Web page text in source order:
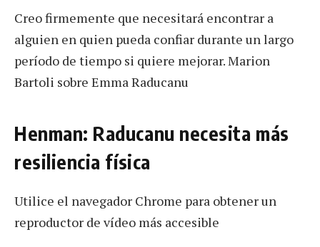
Creo firmemente que necesitará encontrar a
alguien en quien pueda confiar durante un largo
período de tiempo si quiere mejorar. Marion
Bartoli sobre Emma Raducanu
Henman: Raducanu necesita más
resiliencia física
Utilice el navegador Chrome para obtener un
reproductor de vídeo más accesible